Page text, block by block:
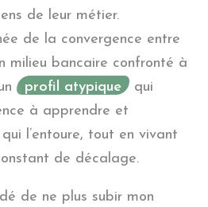
de leur métier.
de la convergence entre
milieu bancaire confronté à
profil atypique
qui
à apprendre et
l’entoure, tout en vivant
de décalage.
de ne plus subir mon